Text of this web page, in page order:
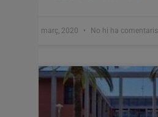
31 març, 2020 No hi ha comentaris